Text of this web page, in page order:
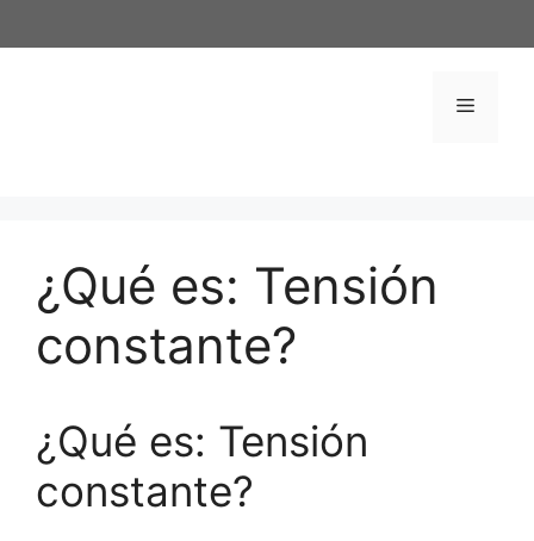
al
Menú
¿Qué es: Tensión
constante?
¿Qué es: Tensión
constante?